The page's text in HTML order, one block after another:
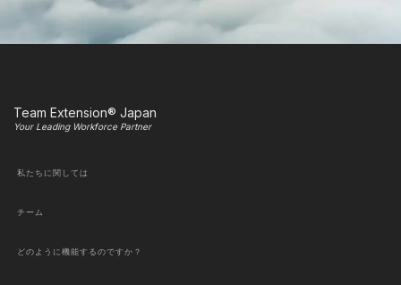
Team Extension® Japan
Your Leading Workforce Partner
私たちに関しては
チーム
どのように機能するのですか？